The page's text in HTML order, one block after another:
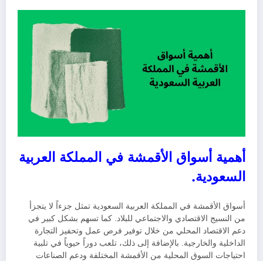
أهمية أسواق الأقمشة في المملكة العربية
السعودية.
أسواق الأقمشة في المملكة العربية السعودية تمثل جزءاً لا يتجزأ
من النسيج الاقتصادي والاجتماعي للبلاد. كما تسهم بشكل كبير في
دعم الاقتصاد المحلي من خلال توفير فرص عمل وتحفيز التجارة
الداخلية والخارجية. بالإضافة إلى ذلك، تلعب دوراً حيوياً في تلبية
احتياجات السوق المحلية من الأقمشة المختلفة ودعم الصناعات